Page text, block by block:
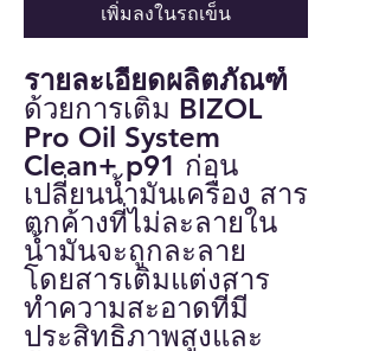
เพิ่มลงในรถเข็น
รายละเอียดผลิตภัณฑ์
ด้วยการเติม BIZOL
Pro Oil System
Clean+ p91 ก่อน
เปลี่ยนน้ำมันเครื่อง สาร
ตกค้างที่ไม่ละลายใน
น้ำมันจะถูกละลาย
โดยสารเติมแต่งสาร
ทำความสะอาดที่มี
ประสิทธิภาพสูงและ